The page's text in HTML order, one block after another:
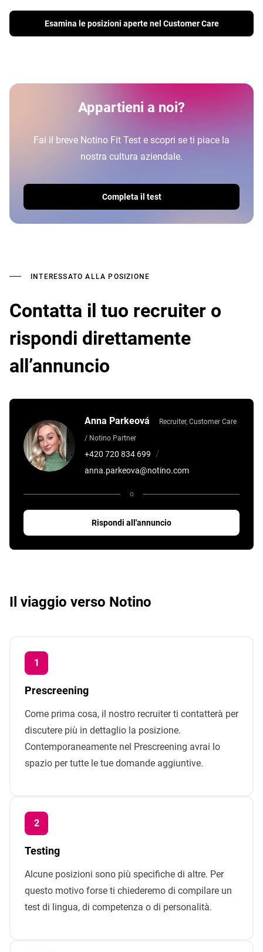
Esamina le posizioni aperte nel Customer Care
Appartieni a noi?
Fai il breve Notino Fit Test e scopri se ti piace la
nostra cultura aziendale.
Completa il test
INTERESSATO ALLA POSIZIONE
Contatta il tuo recruiter o
rispondi direttamente
all’annuncio
Anna Parkeová
Recruiter, Customer Care
/ Notino Partner
+420 720 834 699 /
anna.parkeova@notino.com
o
Rispondi all'annuncio
Il viaggio verso Notino
Prescreening
Come prima cosa, il nostro recruiter ti contatterà per
discutere più in dettaglio la posizione.
Contemporaneamente nel Prescreening avrai lo
spazio per tutte le tue domande aggiuntive.
Testing
Alcune posizioni sono più specifiche di altre. Per
questo motivo forse ti chiederemo di compilare un
test di lingua, di competenza o di personalità.